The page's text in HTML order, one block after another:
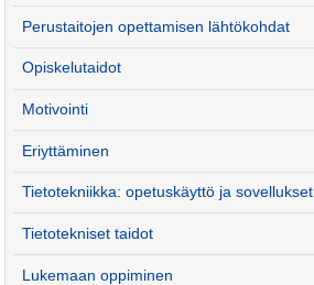
Perustaitojen opettamisen lähtökohdat
Opiskelutaidot
Motivointi
Eriyttäminen
Tietotekniikka: opetuskäyttö ja sovellukset
Tietotekniset taidot
Lukemaan oppiminen